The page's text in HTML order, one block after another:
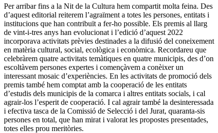
Per arribar fins a la Nit de la Cultura hem compartit molta feina. Des
d’aquest editorial reiterem l’agraïment a totes les persones, entitats i
institucions que han contribuït a fer-ho possible. Els premis al llarg
de vint-i-tres anys han evolucionat i l’edició d’aquest 2022
incorporava activitats prèvies destinades a la difusió del coneixement
en matèria cultural, social, ecològica i econòmica. Recordareu que
celebràrem quatre activitats temàtiques en quatre municipis, des d’on
escoltàvem persones expertes i començàvem a conèixer un
interessant mosaic d’experiències. En les activitats de promoció dels
premis també hem comptat amb la cooperació de les entitats
d’estudis dels municipis de la comarca i altres entitats socials, i cal
agrair-los l’esperit de cooperació. I cal agrair també la desinteressada
i efectiva tasca de la Comissió de Selecció i del Jurat, quaranta-sis
persones en total, que han mirat i valorat les propostes presentades,
totes elles prou meritòries.